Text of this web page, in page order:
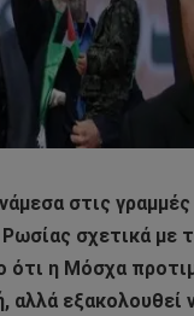
στις
σχετικά με
ότι η Μόσχα
αλλά εξακολουθεί